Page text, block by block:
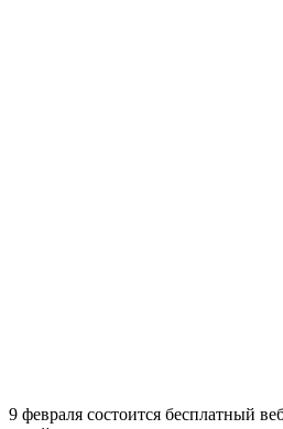
9 февраля состоится бесплатный